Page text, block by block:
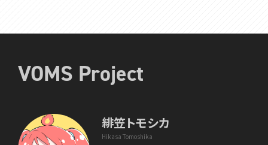
VOMS Project
緋笠トモシカ
Hikasa Tomoshika